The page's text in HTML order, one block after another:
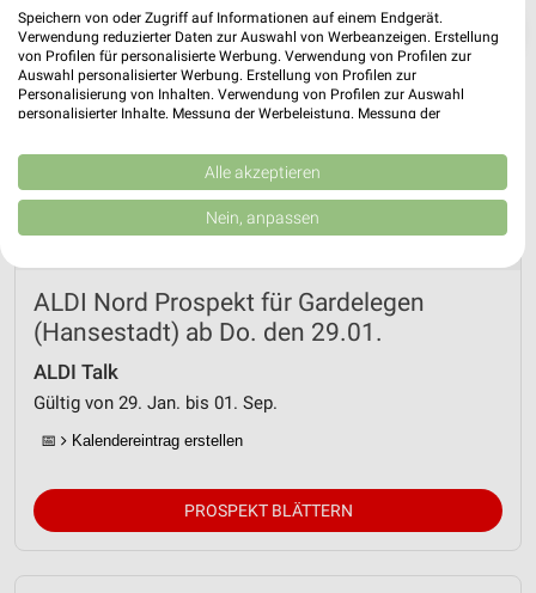
❯
ALDI Nord Prospekt für Gardelegen
(Hansestadt) ab Do. den 29.01.
ALDI Talk
Gültig von 29. Jan. bis 01. Sep.
📅 Kalendereintrag erstellen
PROSPEKT BLÄTTERN
Speichern von oder Zugriff auf Informationen auf einem Endgerät.
Verwendung reduzierter Daten zur Auswahl von Werbeanzeigen. Erstellung
von Profilen für personalisierte Werbung. Verwendung von Profilen zur
Auswahl personalisierter Werbung. Erstellung von Profilen zur
Personalisierung von Inhalten. Verwendung von Profilen zur Auswahl
personalisierter Inhalte. Messung der Werbeleistung. Messung der
Kombinationen von Daten aus verschiedenen Quellen. Entwicklung und
Verbesserung der Angebote. Verwendung reduzierter Daten zur Auswahl
von Inhalten.
Daten können außerhalb der Europäischen Union weitergegeben und in die
Website/App.
Partnerliste anzeigen (1 IAB-Anbieter)
Wir nutzen Ihre Daten für folgende Zwecke:
IAB-Verarbeitungszwecke:
Speichern von oder Zugriff auf Informationen
Werbeanzeigen
Alle akzeptieren
Nein, anpassen